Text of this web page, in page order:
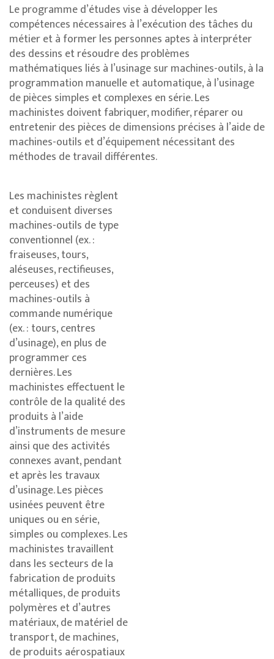
Le programme d’études vise à développer les
compétences nécessaires à l’exécution des tâches du
métier et à former les personnes aptes à interpréter
des dessins et résoudre des problèmes
mathématiques liés à l’usinage sur machines-outils, à la
programmation manuelle et automatique, à l’usinage
de pièces simples et complexes en série. Les
machinistes doivent fabriquer, modifier, réparer ou
entretenir des pièces de dimensions précises à l’aide de
machines-outils et d’équipement nécessitant des
méthodes de travail différentes.
Les machinistes règlent
et conduisent diverses
machines-outils de type
conventionnel (ex. :
fraiseuses, tours,
aléseuses, rectifieuses,
perceuses) et des
machines-outils à
commande numérique
(ex. : tours, centres
d’usinage), en plus de
programmer ces
dernières. Les
machinistes effectuent le
contrôle de la qualité des
produits à l’aide
d’instruments de mesure
ainsi que des activités
connexes avant, pendant
et après les travaux
d’usinage. Les pièces
usinées peuvent être
uniques ou en série,
simples ou complexes. Les
machinistes travaillent
dans les secteurs de la
fabrication de produits
métalliques, de produits
polymères et d’autres
matériaux, de matériel de
transport, de machines,
de produits aérospatiaux